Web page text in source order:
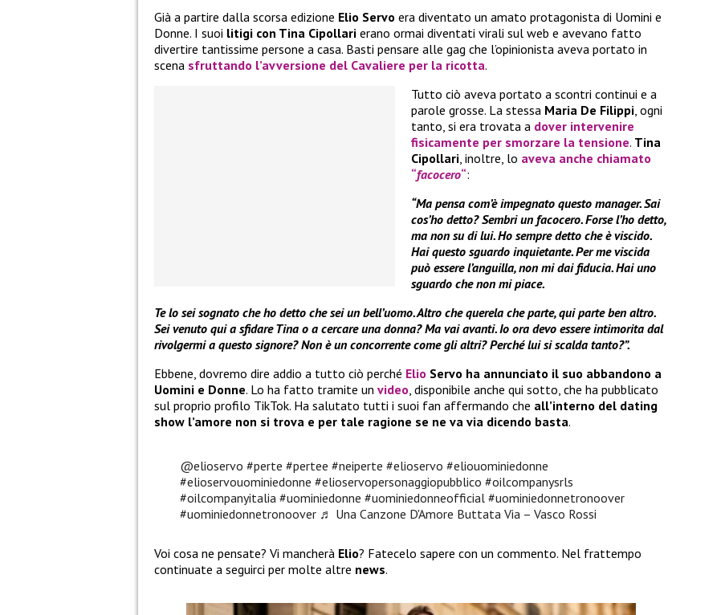
Già a partire dalla scorsa edizione Elio Servo era diventato un amato protagonista di Uomini e
Donne. I suoi litigi con Tina Cipollari erano ormai diventati virali sul web e avevano fatto
divertire tantissime persone a casa. Basti pensare alle gag che l’opinionista aveva portato in
scena sfruttando l’avversione del Cavaliere per la ricotta.
Tutto ciò aveva portato a scontri continui e a
parole grosse. La stessa Maria De Filippi, ogni
tanto, si era trovata a dover intervenire
fisicamente per smorzare la tensione. Tina
Cipollari, inoltre, lo aveva anche chiamato
“facocero“:
“Ma pensa com’è impegnato questo manager. Sai
cos’ho detto? Sembri un facocero. Forse l’ho detto,
ma non su di lui. Ho sempre detto che è viscido.
Hai questo sguardo inquietante. Per me viscida
può essere l’anguilla, non mi dai fiducia. Hai uno
sguardo che non mi piace.
Te lo sei sognato che ho detto che sei un bell’uomo. Altro che querela che parte, qui parte ben altro.
Sei venuto qui a sfidare Tina o a cercare una donna? Ma vai avanti. Io ora devo essere intimorita dal
rivolgermi a questo signore? Non è un concorrente come gli altri? Perché lui si scalda tanto?”.
Ebbene, dovremo dire addio a tutto ciò perché Elio Servo ha annunciato il suo abbandono a
Uomini e Donne. Lo ha fatto tramite un video, disponibile anche qui sotto, che ha pubblicato
sul proprio profilo TikTok. Ha salutato tutti i suoi fan affermando che all’interno del dating
show l’amore non si trova e per tale ragione se ne va via dicendo basta.
@elioservo #perte #pertee #neiperte #elioservo #eliouominiedonne
#elioservouominiedonne #elioservopersonaggiopubblico #oilcompanysrls
#oilcompanyitalia #uominiedonne #uominiedonneofficial #uominiedonnetronoover
#uominiedonnetronoover ♬ Una Canzone D'Amore Buttata Via – Vasco Rossi
Voi cosa ne pensate? Vi mancherà Elio? Fatecelo sapere con un commento. Nel frattempo
continuate a seguirci per molte altre news.